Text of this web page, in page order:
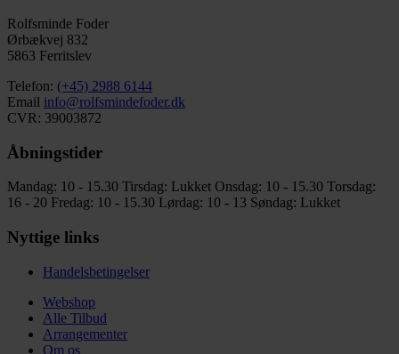
Rolfsminde Foder
Ørbækvej 832
5863 Ferritslev
Telefon: (+45) 2988 6144
Email info@rolfsmindefoder.dk
CVR: 39003872
Åbningstider
Mandag: 10 - 15.30 Tirsdag: Lukket Onsdag: 10 - 15.30 Torsdag:
16 - 20 Fredag: 10 - 15.30 Lørdag: 10 - 13 Søndag: Lukket
Nyttige links
Handelsbetingelser
Webshop
Alle Tilbud
Arrangementer
Om os